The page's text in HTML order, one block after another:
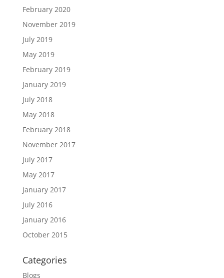
February 2020
November 2019
July 2019
May 2019
February 2019
January 2019
July 2018
May 2018
February 2018
November 2017
July 2017
May 2017
January 2017
July 2016
January 2016
October 2015
Categories
Blogs